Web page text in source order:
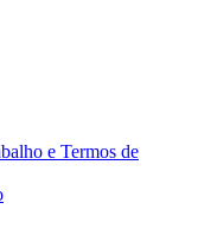
e Termos de